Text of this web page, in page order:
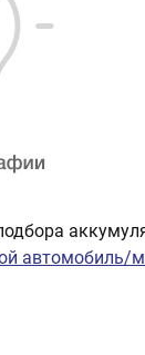
автомобиль/